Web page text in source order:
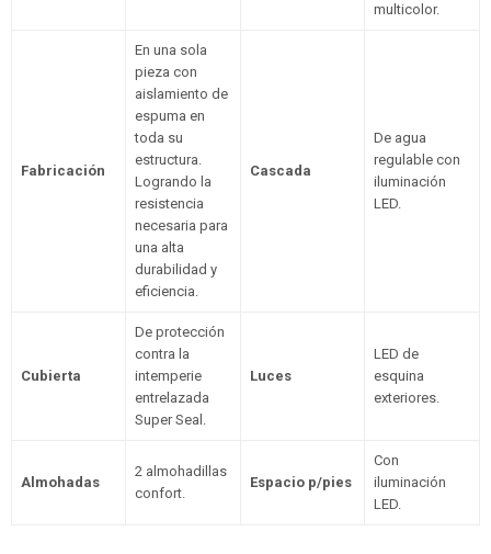
multicolor.
Fabricación
En una sola
pieza con
aislamiento de
espuma en
toda su
estructura.
Logrando la
resistencia
necesaria para
una alta
durabilidad y
eficiencia.
Cascada
De agua
regulable con
iluminación
LED.
Cubierta
De protección
contra la
intemperie
entrelazada
Super Seal.
Luces
LED de
esquina
exteriores.
Almohadas
2 almohadillas
confort.
Espacio p/pies
Con
iluminación
LED.